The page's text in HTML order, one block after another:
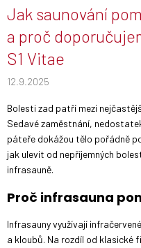
Jak saunování
a proč
S1 Vitae
12.9.2025
Bolesti zad patří mezi
Sedavé zaměstnání,
páteře dokážou tělo pořádně
jak ulevit od nepříjemných
infrasauně.
Proč infrasauna
Infrasauny využívají
a kloubů. Na rozdíl od klasické